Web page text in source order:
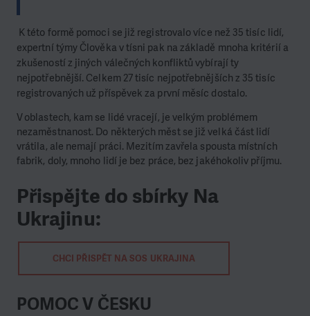
K této formě pomoci se již registrovalo více než 35 tisíc lidí,
expertní týmy Člověka v tísni pak na základě mnoha kritérií a
zkušeností z jiných válečných konfliktů vybírají ty
nejpotřebnější. Celkem 27 tisíc nejpotřebnějších z 35 tisíc
registrovaných už příspěvek za první měsíc dostalo.
V oblastech, kam se lidé vracejí, je velkým problémem
nezaměstnanost. Do některých měst se již velká část lidí
vrátila, ale nemají práci. Mezitím zavřela spousta místních
fabrik, doly, mnoho lidí je bez práce, bez jakéhokoliv příjmu.
Přispějte do sbírky Na
Ukrajinu:
CHCI PŘISPĚT NA SOS UKRAJINA
POMOC V ČESKU